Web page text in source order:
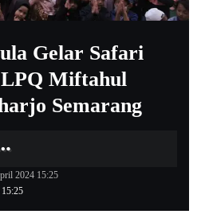
Gelar Safari
Miftahul
Semarang
2024 15:25